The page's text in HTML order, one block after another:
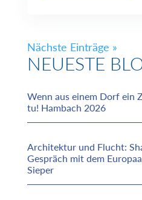
Nächste Einträge »
NEUESTE
Wenn aus einem Dorf ein
tu! Hambach 2026
Architektur und Flucht:
Gespräch mit dem
Sieper